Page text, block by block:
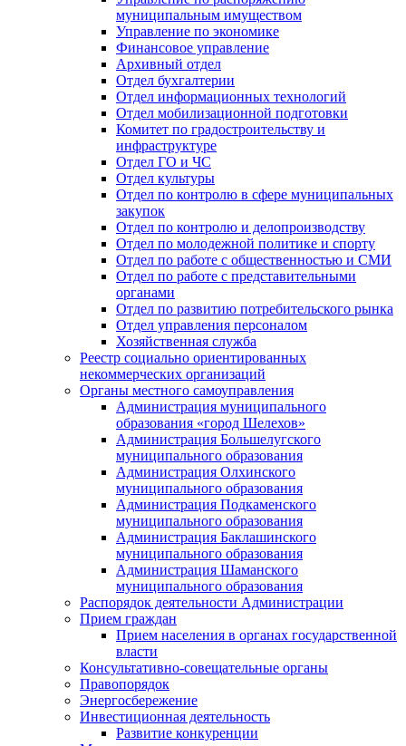
муниципальным имуществом
Управление по экономике
Финансовое управление
Архивный отдел
Отдел бухгалтерии
Отдел информационных технологий
Отдел мобилизационной подготовки
Комитет по градостроительству и
инфраструктуре
Отдел ГО и ЧС
Отдел культуры
Отдел по контролю в сфере муниципальных
закупок
Отдел по контролю и делопроизводству
Отдел по молодежной политике и спорту
Отдел по работе с общественностью и СМИ
Отдел по работе с представительными
органами
Отдел по развитию потребительского рынка
Отдел управления персоналом
Хозяйственная служба
Реестр социально ориентированных
некоммерческих организаций
Органы местного самоуправления
Администрация муниципального
образования «город Шелехов»
Администрация Большелугского
муниципального образования
Администрация Олхинского
муниципального образования
Администрация Подкаменского
муниципального образования
Администрация Баклашинского
муниципального образования
Администрация Шаманского
муниципального образования
Распорядок деятельности Администрации
Прием граждан
Прием населения в органах государственной
власти
Консультативно-совещательные органы
Правопорядок
Энергосбережение
Инвестиционная деятельность
Развитие конкуренции